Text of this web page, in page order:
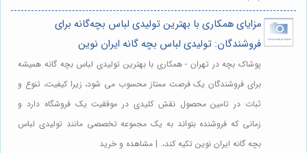
مزایای همکاری با بهترین تولیدی لباس بچه‌گانه برای
فروشندگان: تولیدی لباس بچه گانه ایران نوین
پوشاک بچه در تهران - همکاری با بهترین تولیدی لباس بچه گانه همیشه
برای فروشندگان یک فرصت ممتاز محسوب می شود، زیرا کیفیت، تنوع و
ثبات در تامین محصول نقش کلیدی در موفقیت یک فروشگاه دارد و
زمانی که فروشنده بتواند به یک مجموعه تخصصی مانند تولیدی لباس
بچه گانه ایران نوین تکیه کند،. | مشاهده و خرید